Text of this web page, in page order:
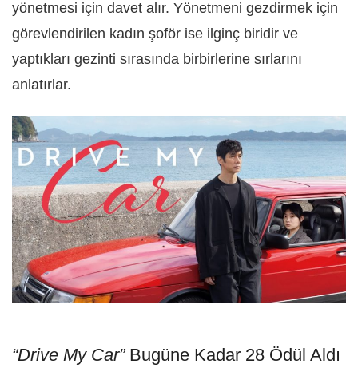
yönetmesi için davet alır. Yönetmeni gezdirmek için
görevlendirilen kadın şoför ise ilginç biridir ve
yaptıkları gezinti sırasında birbirlerine sırlarını
anlatırlar.
“Drive My Car” Bugüne Kadar 28 Ödül Aldı